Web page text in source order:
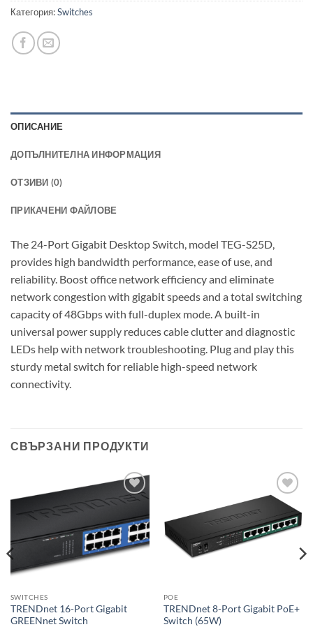
Категория:Switches
ОПИСАНИЕ
ДОПЪЛНИТЕЛНА ИНФОРМАЦИЯ
ОТЗИВИ (0)
ПРИКАЧЕНИ ФАЙЛОВЕ
The 24-Port Gigabit Desktop Switch, model TEG-S25D,
provides high bandwidth performance, ease of use, and
reliability. Boost office network efficiency and eliminate
network congestion with gigabit speeds and a total switching
capacity of 48Gbps with full-duplex mode. A built-in
universal power supply reduces cable clutter and diagnostic
LEDs help with network troubleshooting. Plug and play this
sturdy metal switch for reliable high-speed network
connectivity.
СВЪРЗАНИ ПРОДУКТИ
Добави в
SWITCHES
TRENDnet 16-Port Gigabit
GREENnet Switch
Добави в
„Любими“
POE
TRENDnet 8-Port Gigabit PoE+
Switch (65W)